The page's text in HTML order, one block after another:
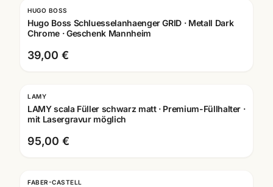
HUGO BOSS
Hugo Boss Schluesselanhaenger GRID · Metall Dark
Chrome · Geschenk Mannheim
39,00 €
Gravur
LAMY
LAMY scala Füller schwarz matt · Premium-Füllhalter ·
mit Lasergravur möglich
95,00 €
FABER-CASTELL